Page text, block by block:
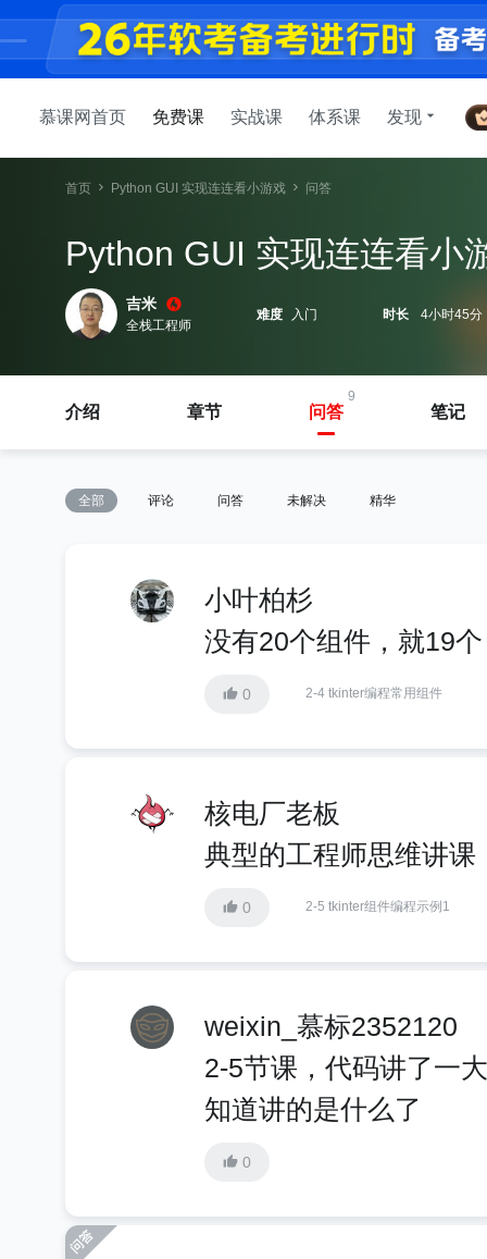
慕课网首页 免费课 实战课 体系课 发现
首页 Python GUI 实现连连看小游戏 问答
Python GUI 实现连连看小
吉米
全栈工程师
难度 入门 时长 4小时45分
介绍 章节
9
问答 笔记
全部 评论 问答 未解决 精华
小叶柏杉
没有20个组件，就19个
0 2-4 tkinter编程常用组件
核电厂老板
典型的工程师思维讲
0 2-5 tkinter组件编程示例1
weixin_慕标2352120
2-5节课，代码讲了一
知道讲的是什么了
0